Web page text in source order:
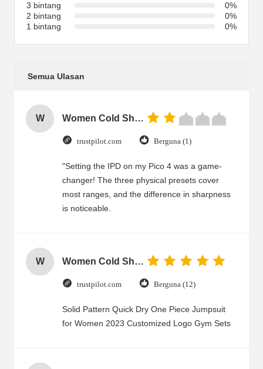
3 bintang
0%
2 bintang
0%
1 bintang
0%
Semua Ulasan
W Women Cold Shoulder V Neck Rayon Blouse
trustpilot.com Berguna (1)
"Setting the IPD on my Pico 4 was a game-
changer! The three physical presets cover
most ranges, and the difference in sharpness
is noticeable.
W Women Cold Shoulder V Neck Rayon Blouse
trustpilot.com Berguna (12)
Solid Pattern Quick Dry One Piece Jumpsuit
for Women 2023 Customized Logo Gym Sets